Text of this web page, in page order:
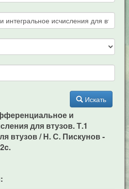
Искать
и
для втузов. Т.1
втузов / Н. С. Пискунов -